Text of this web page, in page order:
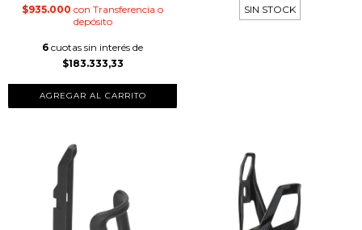
$935.000 con Transferencia o
depósito
6 cuotas sin interés de
$183.333,33
AGREGAR AL CARRITO
SIN STOCK